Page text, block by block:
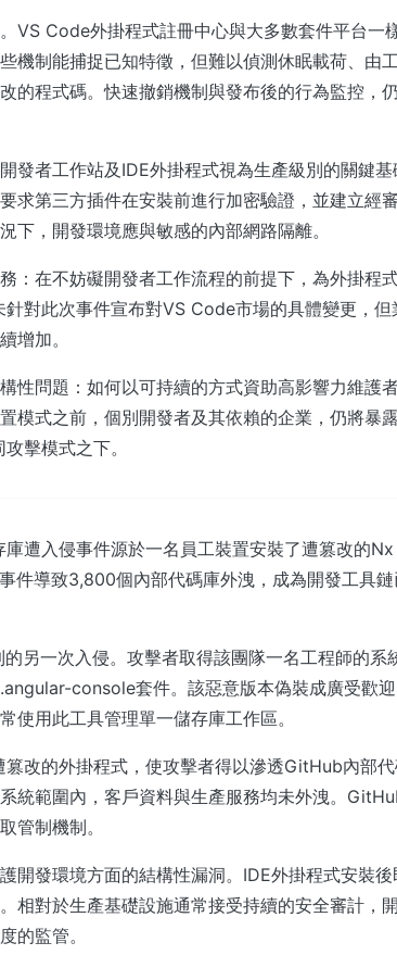
VS Code外掛程式註冊中心與大多數套件平台一
機制能捕捉已知特徵，但難以偵測休眠載荷、由
的程式碼。快速撤銷機制與發布後的行為監控，
發者工作站及IDE外掛程式視為生產級別的關鍵
求第三方插件在安裝前進行加密驗證，並建立經
下，開發環境應與敏感的內部網路隔離。
：在不妨礙開發者工作流程的前提下，為外掛程
對此次事件宣布對VS Code市場的具體變更，但
增加。
性問題：如何以可持續的方式資助高影響力維護
模式之前，個別開發者及其依賴的企業，仍將暴
擊模式之下。
遭入侵事件源於一名員工裝置安裝了遭篡改的
件導致3,800個內部代碼庫外洩，成為開發工具
另一次入侵。攻擊者取得該團隊一名工程師的系
console套件。該惡意版本偽裝成廣受歡
使用此工具管理單一儲存庫工作區。
改的外掛程式，使攻擊者得以滲透GitHub內部
統範圍內，客戶資料與生產服務均未外洩。
管制機制。
開發環境方面的結構性漏洞。IDE外掛程式安裝
相對於生產基礎設施通常接受持續的安全審計，
的監管。